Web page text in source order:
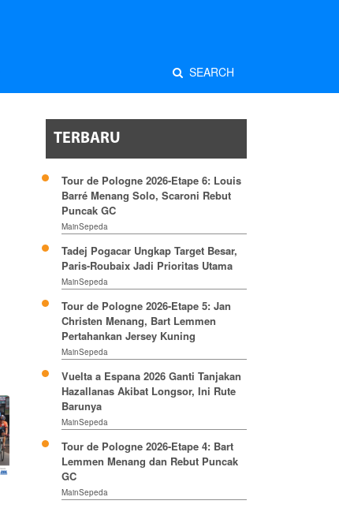
SEARCH
TERBARU
Tour de Pologne 2026-Etape 6: Louis
Barré Menang Solo, Scaroni Rebut
Puncak GC
MainSepeda
Tadej Pogacar Ungkap Target Besar,
Paris-Roubaix Jadi Prioritas Utama
MainSepeda
Tour de Pologne 2026-Etape 5: Jan
Christen Menang, Bart Lemmen
Pertahankan Jersey Kuning
MainSepeda
Vuelta a Espana 2026 Ganti Tanjakan
Hazallanas Akibat Longsor, Ini Rute
Barunya
MainSepeda
Tour de Pologne 2026-Etape 4: Bart
Lemmen Menang dan Rebut Puncak
GC
MainSepeda